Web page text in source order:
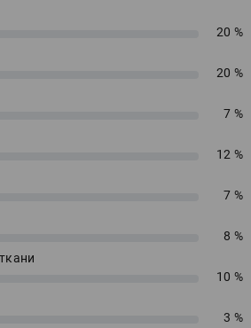
20 %
20 %
7 %
12 %
7 %
8 %
10 %
3 %